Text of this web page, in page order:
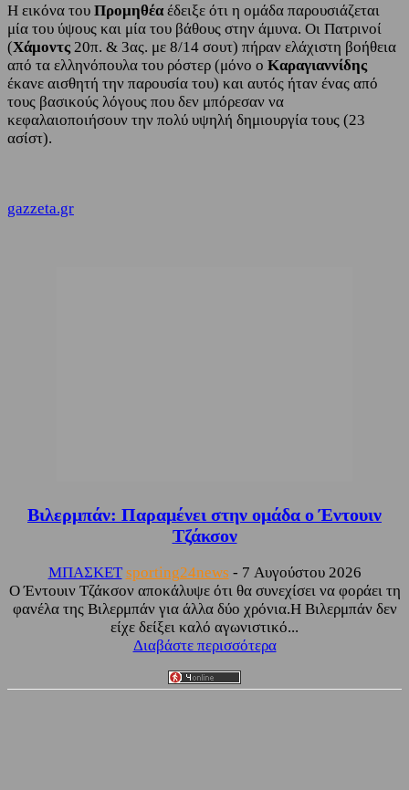
Η εικόνα του Προμηθέαέδειξε ότι η ομάδα παρουσιάζεται
μία του ύψους και μία του βάθους στην άμυνα. Οι Πατρινοί
(Χάμοντς 20π. & 3ας. με 8/14 σουτ) πήραν ελάχιστη βοήθεια
από τα ελληνόπουλα του ρόστερ (μόνο ο Καραγιαννίδης
έκανε αισθητή την παρουσία του) και αυτός ήταν ένας από
τους βασικούς λόγους που δεν μπόρεσαν να
κεφαλαιοποιήσουν την πολύ υψηλή δημιουργία τους (23
ασίστ).
gazzeta.gr
Βιλερμπάν: Παραμένει στην ομάδα ο Έντουιν
Τζάκσον
ΜΠΑΣΚΕΤ sporting24news - 7 Αυγούστου 2026
Ο Έντουιν Τζάκσον αποκάλυψε ότι θα συνεχίσει να φοράει τη
φανέλα της Βιλερμπάν για άλλα δύο χρόνια.Η Βιλερμπάν δεν
είχε δείξει καλό αγωνιστικό...
Διαβάστε περισσότερα